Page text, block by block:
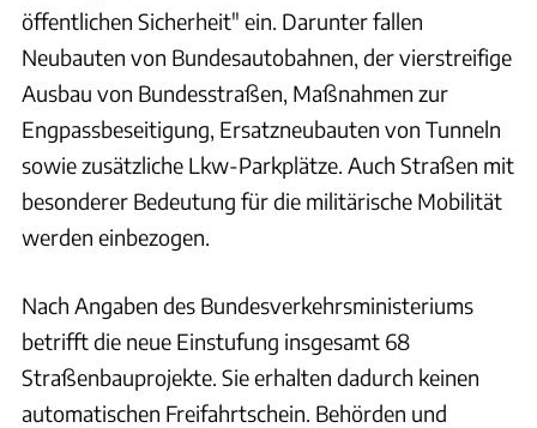
öffentlichen Sicherheit" ein. Darunter fallen
Neubauten von Bundesautobahnen, der vierstreifige
Ausbau von Bundesstraßen, Maßnahmen zur
Engpassbeseitigung, Ersatzneubauten von Tunneln
sowie zusätzliche Lkw-Parkplätze. Auch Straßen mit
besonderer Bedeutung für die militärische Mobilität
werden einbezogen.
Nach Angaben des Bundesverkehrsministeriums
betrifft die neue Einstufung insgesamt 68
Straßenbauprojekte. Sie erhalten dadurch keinen
automatischen Freifahrtschein. Behörden und